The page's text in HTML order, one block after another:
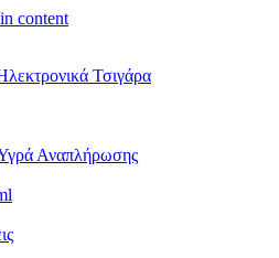
content
Τσιγάρα
Αναπλήρωσης